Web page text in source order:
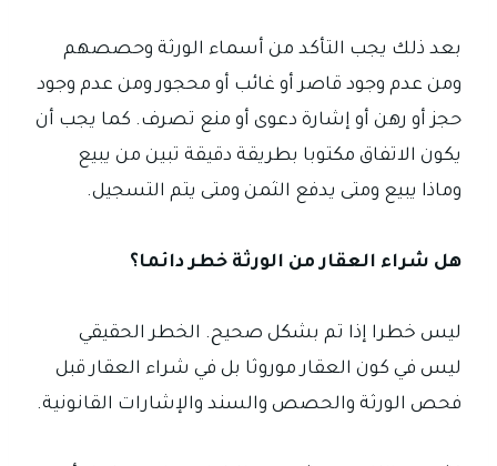
بعد ذلك يجب التأكد من أسماء الورثة وحصصهم
ومن عدم وجود قاصر أو غائب أو محجور ومن عدم وجود
حجز أو رهن أو إشارة دعوى أو منع تصرف. كما يجب أن
يكون الاتفاق مكتوبا بطريقة دقيقة تبين من يبيع
وماذا يبيع ومتى يدفع الثمن ومتى يتم التسجيل.
هل شراء العقار من الورثة خطر دائما؟
ليس خطرا إذا تم بشكل صحيح. الخطر الحقيقي
ليس في كون العقار موروثا بل في شراء العقار قبل
فحص الورثة والحصص والسند والإشارات القانونية.